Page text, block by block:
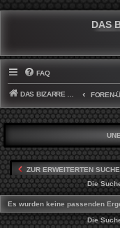
DAS
FAQ
DAS BIZARRE STAHLWERK FOREN-
ZUR ERWEITERTEN SUCHE
Die
Es wurden keine passenden
Die